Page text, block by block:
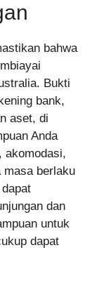
bahwa
Bukti
bank,
aset, di
Anda
akomodasi,
masa berlaku
dan
untuk
dapat